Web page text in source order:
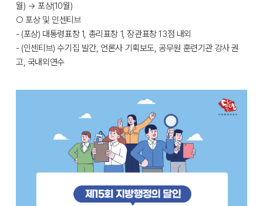
월) → 포상(10월)
○ 포상 및 인센티브
- (포상) 대통령표창 1, 총리표창 1, 장관표창 13점 내외
- (인센티브) 수기집 발간, 언론사 기획보도, 공무원 훈련기관 강사 권
고, 국내외연수